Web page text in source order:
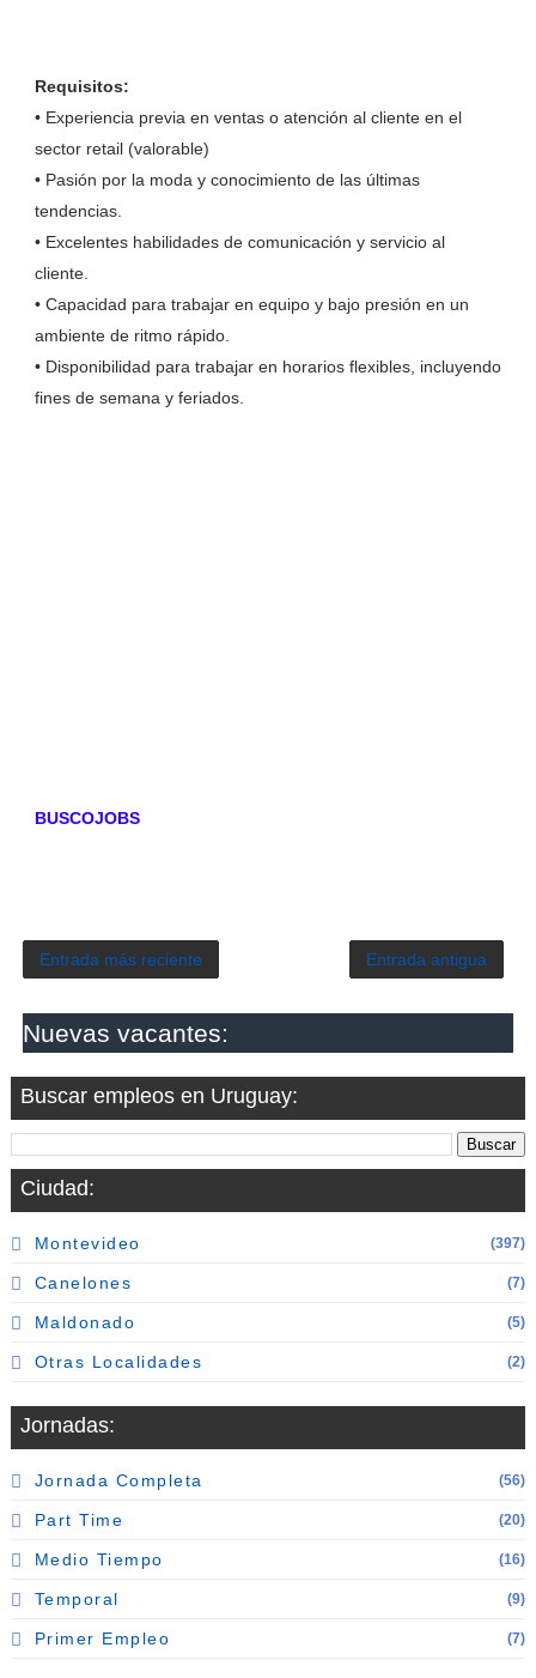
Requisitos:
• Experiencia previa en ventas o atención al cliente en el
sector retail (valorable)
• Pasión por la moda y conocimiento de las últimas
tendencias.
• Excelentes habilidades de comunicación y servicio al
cliente.
• Capacidad para trabajar en equipo y bajo presión en un
ambiente de ritmo rápido.
• Disponibilidad para trabajar en horarios flexibles, incluyendo
fines de semana y feriados.
BUSCOJOBS
Entrada más reciente Entrada antigua
Nuevas vacantes:
Buscar empleos en Uruguay:
Ciudad:
Montevideo (397)
Canelones (7)
Maldonado (5)
Otras Localidades (2)
Jornadas:
Jornada Completa (56)
Part Time (20)
Medio Tiempo (16)
Temporal (9)
Primer Empleo (7)